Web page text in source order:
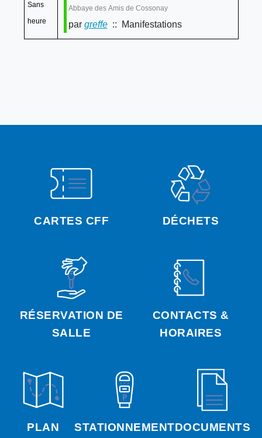
CARTES CFF DÉCHETS
RÉSERVATION DE
SALLE
CONTACTS &
HORAIRES
PLAN STATIONNEMENTDOCUMENTS
Sans
heure
Abbaye des Amis de Cossonay
par greffe:: Manifestations